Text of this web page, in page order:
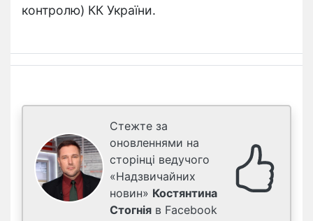
контролю) КК України.
Стежте за
оновленнями на
сторінці ведучого
«Надзвичайних
новин» Костянтина
Стогнія в Facebook